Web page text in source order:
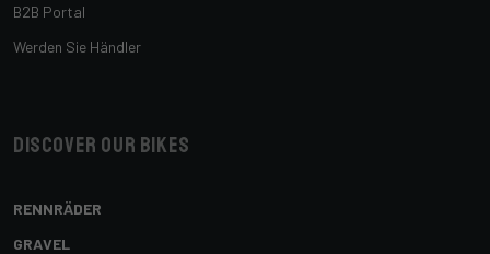
B2B Portal
Werden Sie Händler
Discover our bikes
RENNRÄDER
GRAVEL